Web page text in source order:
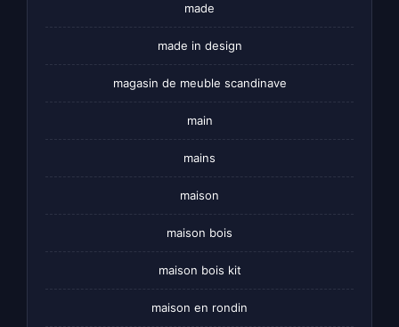
made
made in design
magasin de meuble scandinave
main
mains
maison
maison bois
maison bois kit
maison en rondin